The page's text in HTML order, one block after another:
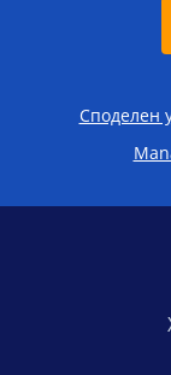
Споделен